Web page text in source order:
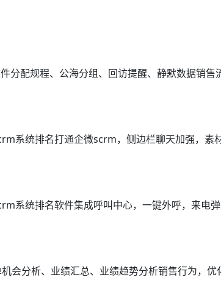
分配规程、公海分组、回访提醒、静默数据销售
系统排名打通企微scrm，侧边栏聊天加强，素
系统排名软件集成呼叫中心，一键外呼，来电
会分析、业绩汇总、业绩趋势分析销售行为，优